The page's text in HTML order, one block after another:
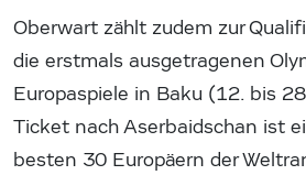
Oberwart zählt zudem zur
die erstmals ausgetragenen
Europaspiele in Baku (12. bis
Ticket nach Aserbaidschan ist
besten 30 Europäern der